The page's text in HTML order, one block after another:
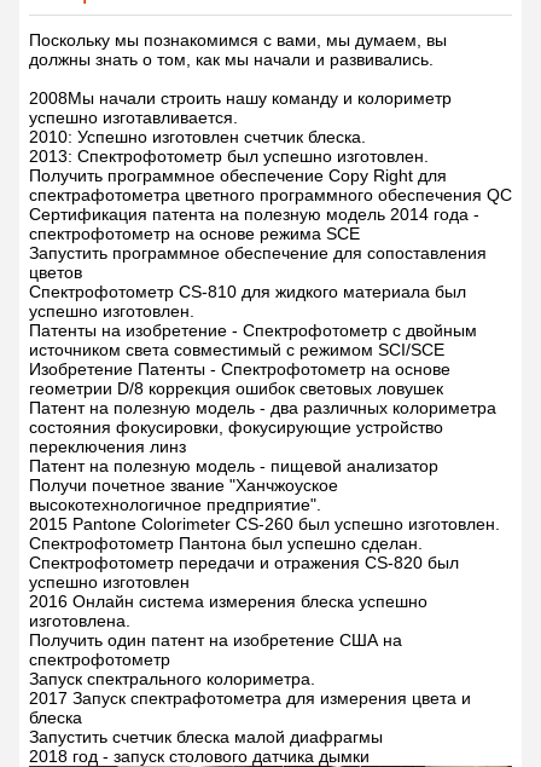
Поскольку мы познакомимся с вами, мы думаем, вы
должны знать о том, как мы начали и развивались.
2008Мы начали строить нашу команду и колориметр
успешно изготавливается.
2010: Успешно изготовлен счетчик блеска.
2013: Спектрофотометр был успешно изготовлен.
Получить программное обеспечение Copy Right для
спектрафотометра цветного программного обеспечения QC
Сертификация патента на полезную модель 2014 года -
спектрофотометр на основе режима SCE
Запустить программное обеспечение для сопоставления
цветов
Спектрофотометр CS-810 для жидкого материала был
успешно изготовлен.
Патенты на изобретение - Спектрофотометр с двойным
источником света совместимый с режимом SCI/SCE
Изобретение Патенты - Спектрофотометр на основе
геометрии D/8 коррекция ошибок световых ловушек
Патент на полезную модель - два различных колориметра
состояния фокусировки, фокусирующие устройство
переключения линз
Патент на полезную модель - пищевой анализатор
Получи почетное звание "Ханчжоуское
высокотехнологичное предприятие".
2015 Pantone Colorimeter CS-260 был успешно изготовлен.
Спектрофотометр Пантона был успешно сделан.
Спектрофотометр передачи и отражения CS-820 был
успешно изготовлен
2016 Онлайн система измерения блеска успешно
изготовлена.
Получить один патент на изобретение США на
спектрофотометр
Запуск спектрального колориметра.
2017 Запуск спектрафотометра для измерения цвета и
блеска
Запустить счетчик блеска малой диафрагмы
2018 год - запуск столового датчика дымки